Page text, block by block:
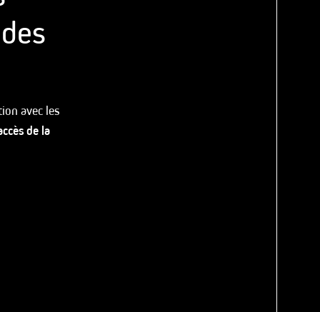
avec les
de la